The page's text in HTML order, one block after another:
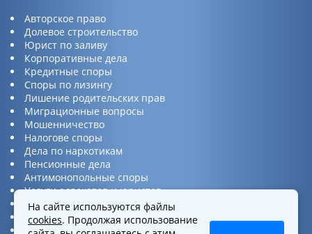
Авторское право
Долевое строительство
Юрист по заливу
Корпоративные дела
Кредитные споры
Споры по лизингу
Лишение родительских прав
Миграционные вопросы
Мошенничество
Налогове споры
Дела по наркотикам
Пенсионные дела
Антимонопольные споры
Услуги адвокатов и юристов
Юридическая консультация
Споры по ДТП
Защита прав потребителей
На сайте используются файлы
cookies. Продолжая использование